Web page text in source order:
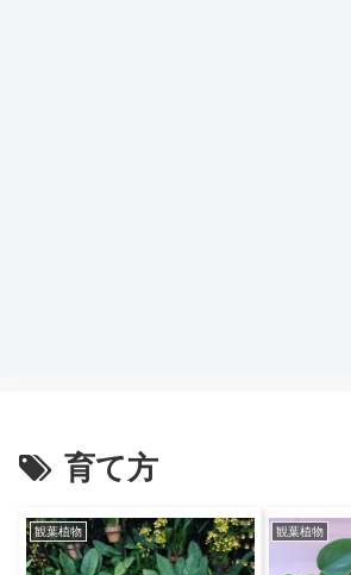
育て方
観葉植物 観葉植物